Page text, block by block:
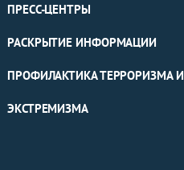
ПРЕСС-ЦЕНТРЫ
РАСКРЫТИЕ ИНФОРМАЦИИ
ПРОФИЛАКТИКА ТЕРРОРИЗМА И
ЭКСТРЕМИЗМА